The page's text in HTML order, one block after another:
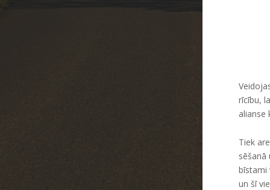
rīcību,
alianse
Tiek
sēšanā
bīstami
un šī